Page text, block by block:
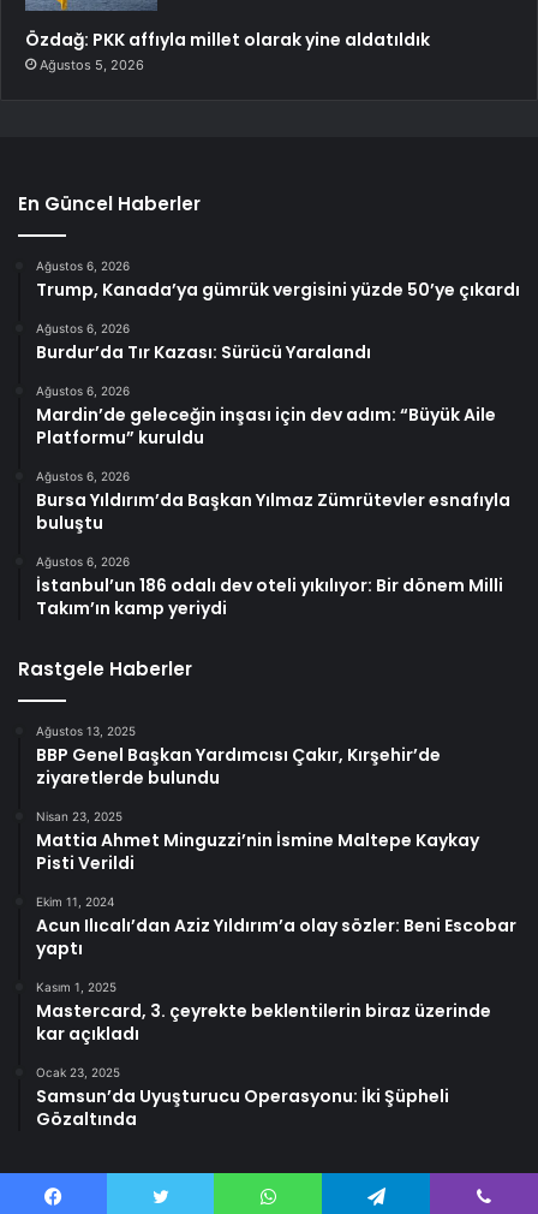
Özdağ: PKK affıyla millet olarak yine aldatıldık
Ağustos 5, 2026
En Güncel Haberler
Ağustos 6, 2026
Trump, Kanada’ya gümrük vergisini yüzde 50’ye çıkardı
Ağustos 6, 2026
Burdur’da Tır Kazası: Sürücü Yaralandı
Ağustos 6, 2026
Mardin’de geleceğin inşası için dev adım: “Büyük Aile
Platformu” kuruldu
Ağustos 6, 2026
Bursa Yıldırım’da Başkan Yılmaz Zümrütevler esnafıyla
buluştu
Ağustos 6, 2026
İstanbul’un 186 odalı dev oteli yıkılıyor: Bir dönem Milli
Takım’ın kamp yeriydi
Rastgele Haberler
Ağustos 13, 2025
BBP Genel Başkan Yardımcısı Çakır, Kırşehir’de
ziyaretlerde bulundu
Nisan 23, 2025
Mattia Ahmet Minguzzi’nin İsmine Maltepe Kaykay
Pisti Verildi
Ekim 11, 2024
Acun Ilıcalı’dan Aziz Yıldırım’a olay sözler: Beni Escobar
yaptı
Kasım 1, 2025
Mastercard, 3. çeyrekte beklentilerin biraz üzerinde
kar açıkladı
Ocak 23, 2025
Samsun’da Uyuşturucu Operasyonu: İki Şüpheli
Gözaltında